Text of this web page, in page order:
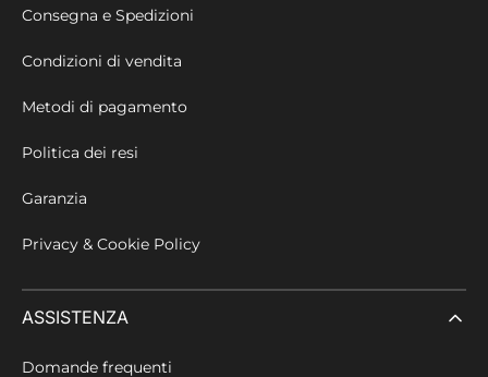
Consegna e Spedizioni
Condizioni di vendita
Metodi di pagamento
Politica dei resi
Garanzia
Privacy & Cookie Policy
ASSISTENZA
Domande frequenti